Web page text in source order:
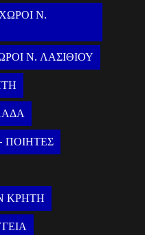
Ν.
Ν. ΛΑΣΙΘΙΟΥ
ΠΟΙΗΤΕΣ
ΚΡΗΤΗ